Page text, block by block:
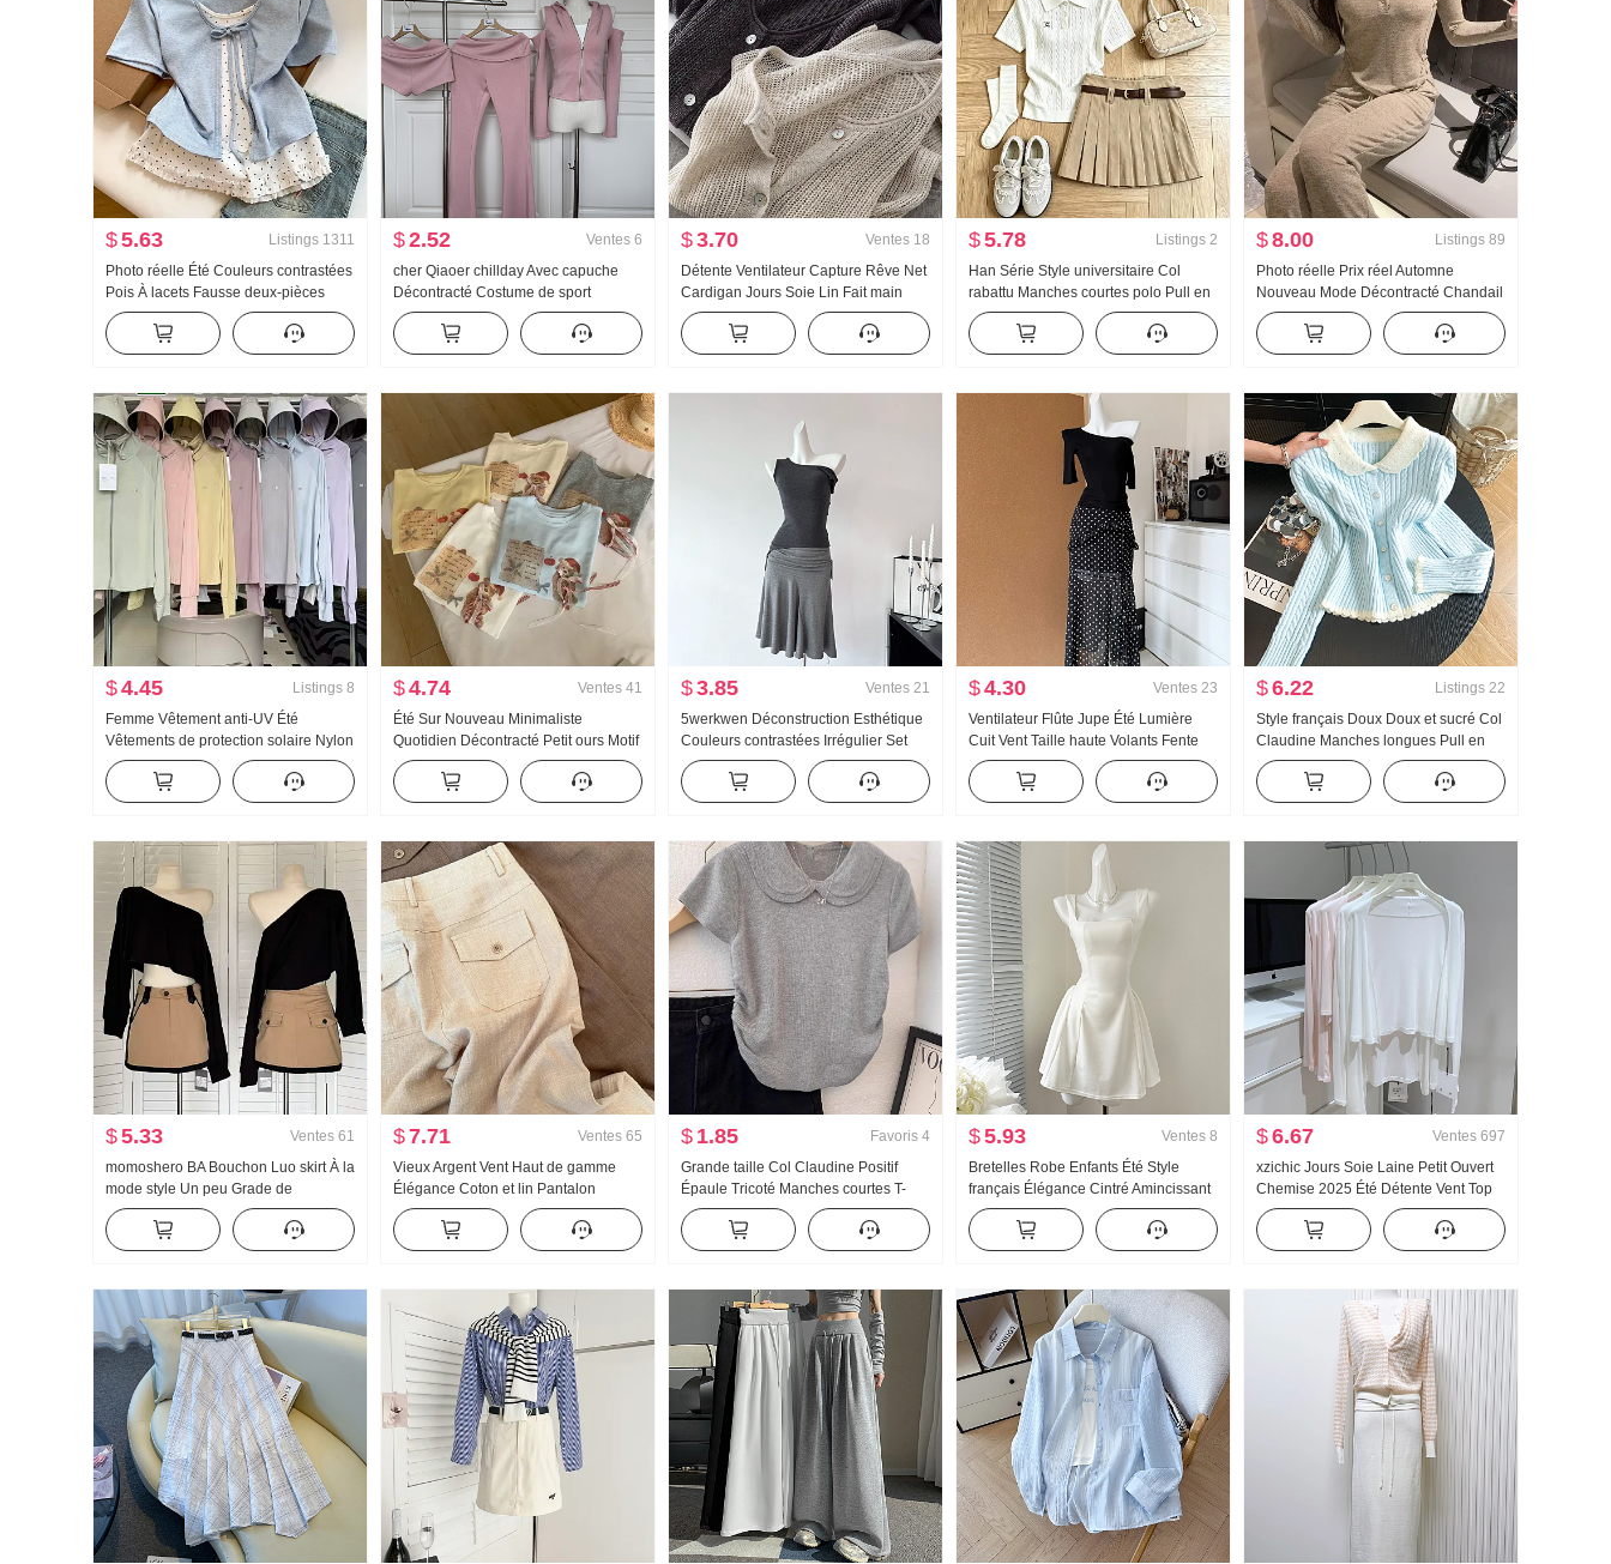
$5.63 Listings 1311
Photo réelle Été Couleurs contrastées
Pois À lacets Fausse deux-pièces
Manches courtes T-shirt Femme Été
Nouveau Style sucré Niche Top
$2.52 Ventes 6
cher Qiaoer chillday Avec capuche
Décontracté Costume de sport
Femme Printemps Épaules dénudées
Manteau Pantalon évasé Ensemble
trois pièces
$3.70 Ventes 18
Détente Ventilateur Capture Rêve Net
Cardigan Jours Soie Lin Fait main
Choisissez Trou Ajouré Tricoté
Cardigan Femme Climatiseur
Chemise de protection solaire
$5.78 Listings 2
Han Série Style universitaire Col
rabattu Manches courtes polo Pull en
tricot Ensemble Femme 2026 Été
Nouveau Géant Nice Plissé Jupe
$8.00 Listings 89
Photo réelle Prix réel Automne
Nouveau Mode Décontracté Chandail
à capuchon Wei Pantalon Amincissant
Ensemble Costume de sport Femme
Tendance
$4.45 Listings 8
Femme Vêtement anti-UV Été
Vêtements de protection solaire Nylon
Version légère Glace Soie Respirant
Manteau Ample Grande taille Sweat à
capuche
$4.74 Ventes 41
Été Sur Nouveau Minimaliste
Quotidien Décontracté Petit ours Motif
Nœud papillon Ample Niche Manches
courtes T-shirt Style coréen Tricoté
Top
$3.85 Ventes 21
5werkwen Déconstruction Esthétique
Couleurs contrastées Irrégulier Set
Groupe Oblique Épaule Lai
Concurrence Er Débardeur Oblique
Pendule Jupe courte Ensemble
$4.30 Ventes 23
Ventilateur Flûte Jupe Été Lumière
Cuit Vent Taille haute Volants Fente
Noir Pois Jupe mi-longue Jours Soie
Oblique Épaule Vêtements
$6.22 Listings 22
Style français Doux Doux et sucré Col
Claudine Manches longues Pull en
tricot Femme Avancé Sens Torsadé
Pull Ajusté Amincissant Top
$5.33 Ventes 61
momoshero BA Bouchon Luo skirt À la
mode style Un peu Grade de
Vêtement de travail Bicolore Jupe
courte
$7.71 Ventes 65
Vieux Argent Vent Haut de gamme
Élégance Coton et lin Pantalon
décontracté Femme Printemps Été
2026 Nouveau Ample Amincissant
Léger Pantalon droit
$ 1.85 Favoris 4
Grande taille Col Claudine Positif
Épaule Tricoté Manches courtes T-
shirt Femme Été Conception Sens
Court Ajusté Petit Mouche Manchon T-
shirt Top
$5.93 Ventes 8
Bretelles Robe Enfants Été Style
français Élégance Cintré Amincissant
Robe débardeur Mini-jupe
$6.67 Ventes 697
xzichic Jours Soie Laine Petit Ouvert
Chemise 2025 Été Détente Vent Top
Nouveau Tricoté Automne Épaule Fin
Manteau pour les femmes